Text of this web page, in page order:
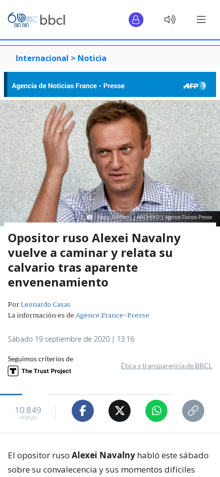
Internacional > Noticia
Vasily Maximov | ARCHIVO | Agence France-Presse
Opositor ruso Alexei Navalny
vuelve a caminar y relata su
calvario tras aparente
envenenamiento
PorLeonardo Casas
La información es deAgence France-Presse
Sábado 19 septiembre de 2020 | 13:16
Seguimos criterios de
Ética y transparencia de BBCL
10.849
visitas
El opositor ruso Alexei Navalny habló este sábado
sobre su convalecencia y sus momentos difíciles